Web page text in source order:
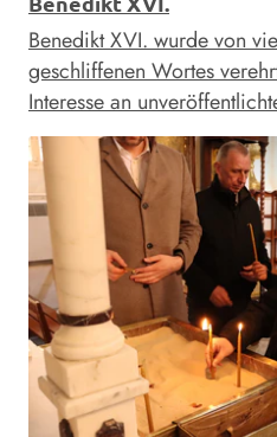
Benedikt XVI. wurde von
geschliffenen Wortes
Interesse an